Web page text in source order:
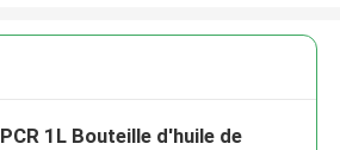
PCR 1L Bouteille d'huile de